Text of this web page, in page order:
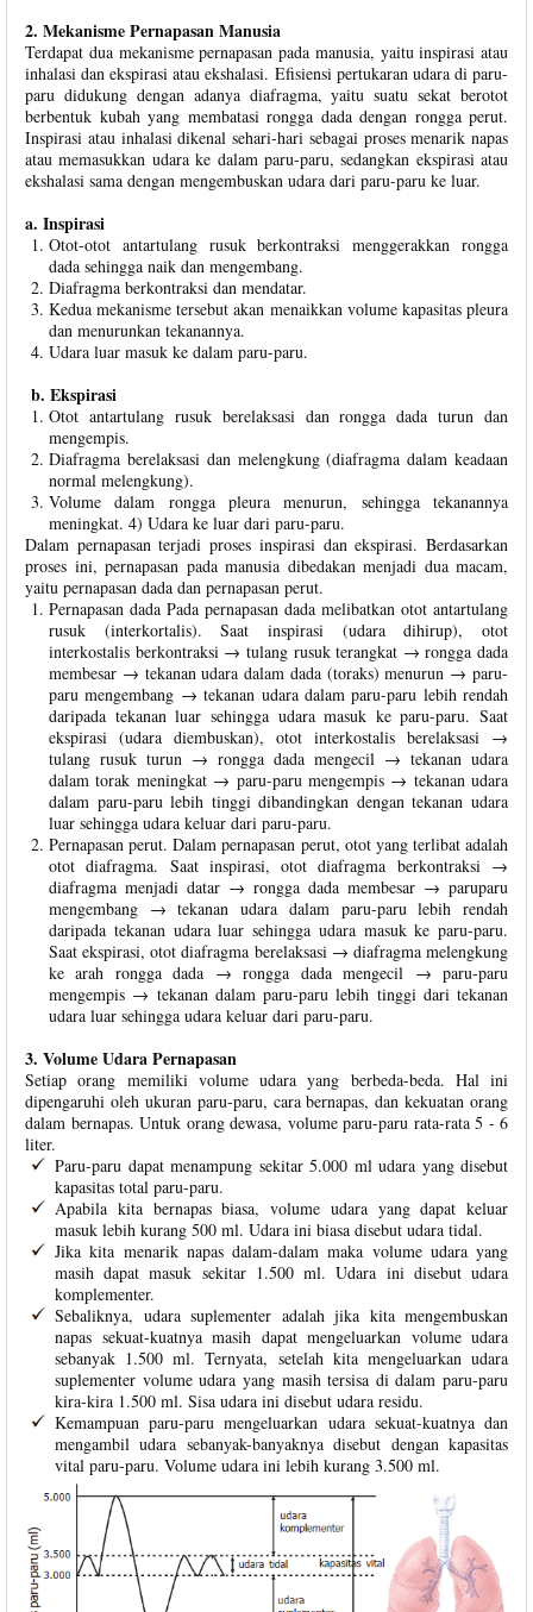
2. Mekanisme Pernapasan Manusia
Terdapat dua mekanisme pernapasan pada manusia, yaitu inspirasi atau
inhalasi dan ekspirasi atau ekshalasi. Efisiensi pertukaran udara di paru-
paru didukung dengan adanya diafragma, yaitu suatu sekat berotot
berbentuk kubah yang membatasi rongga dada dengan rongga perut.
Inspirasi atau inhalasi dikenal sehari-hari sebagai proses menarik napas
atau memasukkan udara ke dalam paru-paru, sedangkan ekspirasi atau
ekshalasi sama dengan mengembuskan udara dari paru-paru ke luar.
a. Inspirasi
Otot-otot antartulang rusuk berkontraksi menggerakkan rongga
dada sehingga naik dan mengembang.
Diafragma berkontraksi dan mendatar.
Kedua mekanisme tersebut akan menaikkan volume kapasitas pleura
dan menurunkan tekanannya.
Udara luar masuk ke dalam paru-paru.
b. Ekspirasi
Otot antartulang rusuk berelaksasi dan rongga dada turun dan
mengempis.
Diafragma berelaksasi dan melengkung (diafragma dalam keadaan
normal melengkung).
Volume dalam rongga pleura menurun, sehingga tekanannya
meningkat. 4) Udara ke luar dari paru-paru.
Dalam pernapasan terjadi proses inspirasi dan ekspirasi. Berdasarkan
proses ini, pernapasan pada manusia dibedakan menjadi dua macam,
yaitu pernapasan dada dan pernapasan perut.
Pernapasan dada Pada pernapasan dada melibatkan otot antartulang
rusuk (interkortalis). Saat inspirasi (udara dihirup), otot
interkostalis berkontraksi → tulang rusuk terangkat → rongga dada
membesar → tekanan udara dalam dada (toraks) menurun → paru-
paru mengembang → tekanan udara dalam paru-paru lebih rendah
daripada tekanan luar sehingga udara masuk ke paru-paru. Saat
ekspirasi (udara diembuskan), otot interkostalis berelaksasi →
tulang rusuk turun → rongga dada mengecil → tekanan udara
dalam torak meningkat → paru-paru mengempis → tekanan udara
dalam paru-paru lebih tinggi dibandingkan dengan tekanan udara
luar sehingga udara keluar dari paru-paru.
Pernapasan perut. Dalam pernapasan perut, otot yang terlibat adalah
otot diafragma. Saat inspirasi, otot diafragma berkontraksi →
diafragma menjadi datar → rongga dada membesar → paruparu
mengembang → tekanan udara dalam paru-paru lebih rendah
daripada tekanan udara luar sehingga udara masuk ke paru-paru.
Saat ekspirasi, otot diafragma berelaksasi → diafragma melengkung
ke arah rongga dada → rongga dada mengecil → paru-paru
mengempis → tekanan dalam paru-paru lebih tinggi dari tekanan
udara luar sehingga udara keluar dari paru-paru.
3. Volume Udara Pernapasan
Setiap orang memiliki volume udara yang berbeda-beda. Hal ini
dipengaruhi oleh ukuran paru-paru, cara bernapas, dan kekuatan orang
dalam bernapas. Untuk orang dewasa, volume paru-paru rata-rata 5 - 6
liter.
Paru-paru dapat menampung sekitar 5.000 ml udara yang disebut
kapasitas total paru-paru.
Apabila kita bernapas biasa, volume udara yang dapat keluar
masuk lebih kurang 500 ml. Udara ini biasa disebut udara tidal.
Jika kita menarik napas dalam-dalam maka volume udara yang
masih dapat masuk sekitar 1.500 ml. Udara ini disebut udara
komplementer.
Sebaliknya, udara suplementer adalah jika kita mengembuskan
napas sekuat-kuatnya masih dapat mengeluarkan volume udara
sebanyak 1.500 ml. Ternyata, setelah kita mengeluarkan udara
suplementer volume udara yang masih tersisa di dalam paru-paru
kira-kira 1.500 ml. Sisa udara ini disebut udara residu.
Kemampuan paru-paru mengeluarkan udara sekuat-kuatnya dan
mengambil udara sebanyak-banyaknya disebut dengan kapasitas
vital paru-paru. Volume udara ini lebih kurang 3.500 ml.